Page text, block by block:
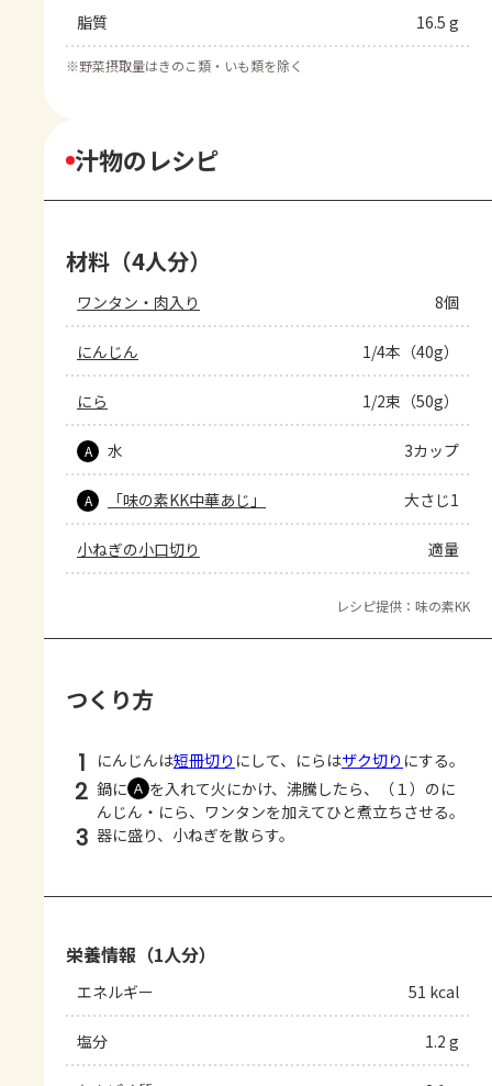
脂質 16.5 g
※野菜摂取量はきのこ類・いも類を除く
汁物のレシピ
材料（4人分）
ワンタン・肉入り 8個
にんじん 1/4本（40g）
にら 1/2束（50g）
A 水 3カップ
A 「味の素KK中華あじ」 大さじ1
小ねぎの小口切り 適量
レシピ提供：味の素KK
つくり方
1 にんじんは短冊切り にして、にらはザク切り にする。
2 鍋に Ａ を入れて火にかけ、沸騰したら、（１）のに
んじん・にら、ワンタンを加えてひと煮立ちさせる。
3 器に盛り、小ねぎを散らす。
栄養情報（1人分）
エネルギー 51 kcal
塩分 1.2 g